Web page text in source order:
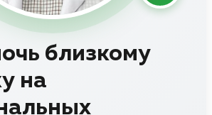
близкому
на